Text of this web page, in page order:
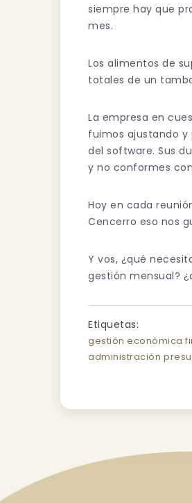
siempre hay que
mes.
Los alimentos de
totales de un
La empresa en
fuimos ajustando
del software. Sus
y no conformes
Hoy en cada
Cencerro eso nos
Y vos, ¿qué
gestión mensual?
Etiquetas:
gestión económica
administración